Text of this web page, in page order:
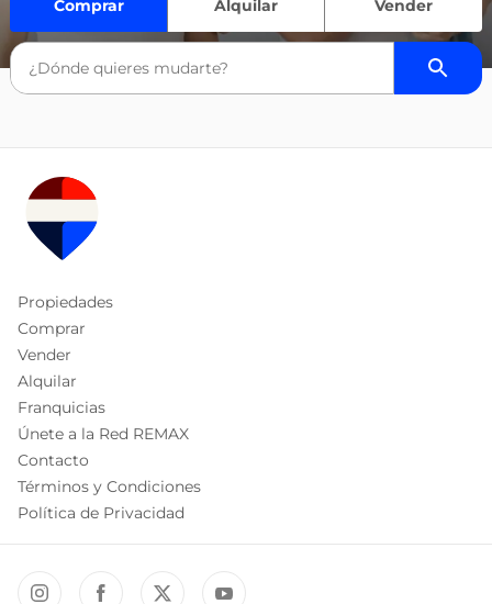
Comprar Alquilar Vender
Propiedades
Comprar
Vender
Alquilar
Franquicias
Únete a la Red REMAX
Contacto
Términos y Condiciones
Política de Privacidad